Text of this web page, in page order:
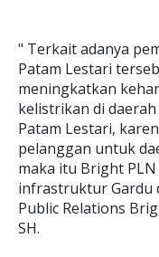
" Terkait adanya
Patam Lestari
meningkatkan
kelistrikan di
Patam Lestari,
pelanggan untuk
maka itu Bright
infrastruktur Gardu
Public Relations
SH.